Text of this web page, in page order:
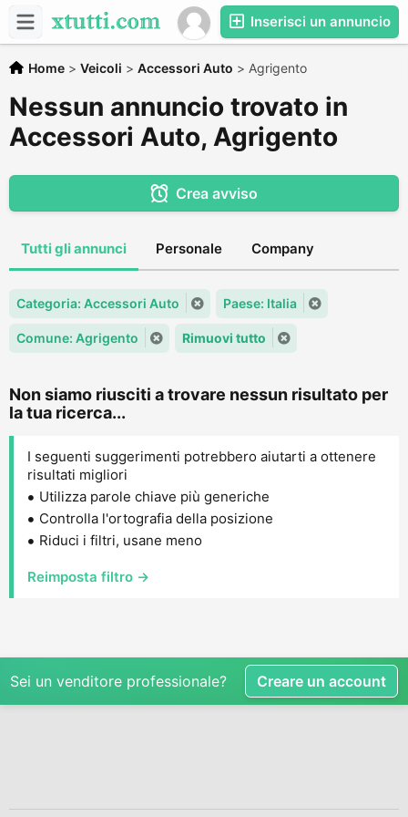
Inserisci un annuncio
Home > Veicoli > Accessori Auto > Agrigento
Nessun annuncio trovato in
Accessori Auto, Agrigento
Crea avviso
Tutti gli annunci Personale Company
Categoria: Accessori Auto Paese: Italia
Comune: Agrigento Rimuovi tutto
Non siamo riusciti a trovare nessun risultato per
la tua ricerca...
I seguenti suggerimenti potrebbero aiutarti a ottenere
risultati migliori
Utilizza parole chiave più generiche
Controlla l'ortografia della posizione
Riduci i filtri, usane meno
Reimposta filtro →
Sei un venditore professionale? Creare un account